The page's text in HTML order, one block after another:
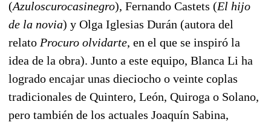
(Azuloscurocasinegro), Fernando Castets (El hijo
de la novia) y Olga Iglesias Durán (autora del
relato Procuro olvidarte, en el que se inspiró la
idea de la obra). Junto a este equipo, Blanca Li ha
logrado encajar unas dieciocho o veinte coplas
tradicionales de Quintero, León, Quiroga o Solano,
pero también de los actuales Joaquín Sabina,